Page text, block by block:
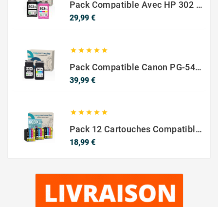
Pack Compatible Avec HP 302 XL Noir Et Couleur - SANS NIVEAU ENCRE
29,99 €Prix
    
Pack Compatible Canon PG-540 XL / CL-541 XL – Noir & Couleur – Haute Capacité
39,99 €Prix
    
Pack 12 Cartouches Compatible EPSON 603XL
18,99 €Prix